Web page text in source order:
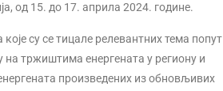
од 15. до 17. априла 2024. године.
су се тицале релевантних тема попут
на тржиштима енергената у региону и
произведених из обновљивих